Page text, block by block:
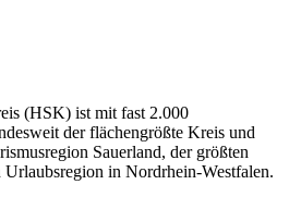
(HSK) ist mit fast 2.000
der flächengrößte Kreis und
Sauerland, der größten
Urlaubsregion in Nordrhein-Westfalen.